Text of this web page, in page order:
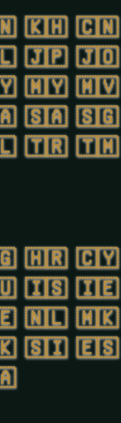
🇰🇭 🇨🇳
🇯🇵 🇯🇴
🇲🇾 🇲🇻
🇸🇦 🇸🇬
🇹🇷 🇹🇲
🇭🇷 🇨🇾
🇮🇸 🇮🇪
🇳🇱 🇲🇰
🇸🇮 🇪🇸